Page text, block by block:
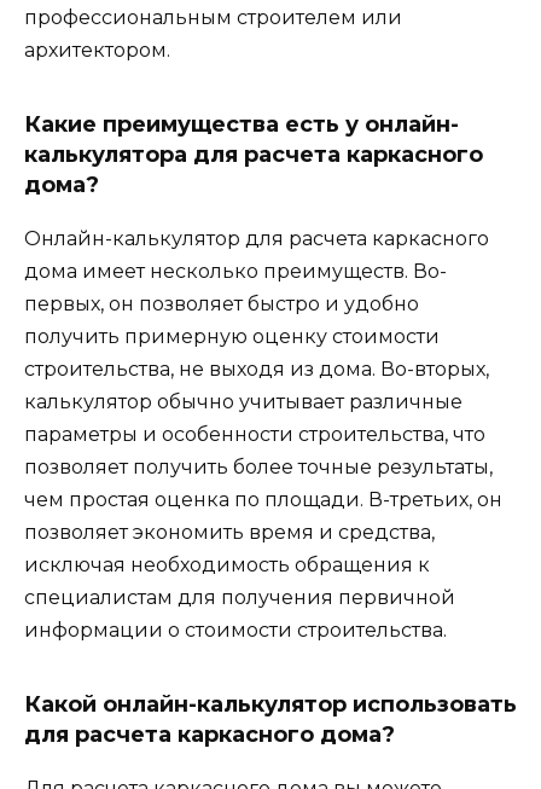
профессиональным строителем или
архитектором.
Какие преимущества есть у онлайн-
калькулятора для расчета каркасного
дома?
Онлайн-калькулятор для расчета каркасного
дома имеет несколько преимуществ. Во-
первых, он позволяет быстро и удобно
получить примерную оценку стоимости
строительства, не выходя из дома. Во-вторых,
калькулятор обычно учитывает различные
параметры и особенности строительства, что
позволяет получить более точные результаты,
чем простая оценка по площади. В-третьих, он
позволяет экономить время и средства,
исключая необходимость обращения к
специалистам для получения первичной
информации о стоимости строительства.
Какой онлайн-калькулятор использовать
для расчета каркасного дома?